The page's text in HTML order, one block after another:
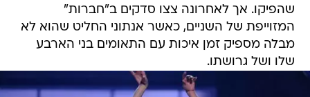
שהפיקו. אך לאחרונה צצו סדקים ב"חברות"
המזוייפת של השניים, כאשר אנתוני החליט שהוא לא
מבלה מספיק זמן איכות עם התאומים בני הארבע
שלו ושל גרושתו.